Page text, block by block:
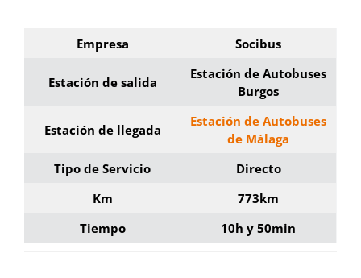
Empresa Socibus
Estación de salida
Estación de Autobuses
Burgos
Estación de llegada
Estación de Autobuses
de Málaga
Tipo de Servicio
Directo
Km
773km
Tiempo
10h y 50min